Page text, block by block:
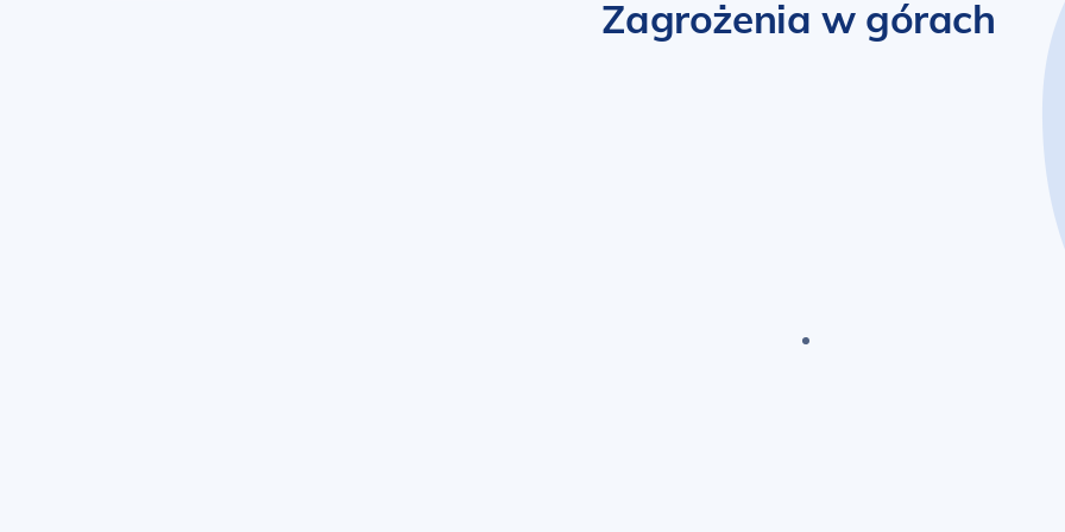
Zagrożenia w górach
Góry potrafią zaskoczyć nawet najbardziej doświadczonych turystów. Zmienne warunki
tylko niektóre z wyzwań, które mogą pojawić się podczas wędrówek. Na naszej stronie
jak przygotować się na różne zagrożenia oraz jak
Poruszamy takie tematy jak rozpoznawanie oznak lawin, planowanie tras w oparciu o
powinno znaleźć się w każdym plecaku. Nasze materiały edukacyjne są skierowane